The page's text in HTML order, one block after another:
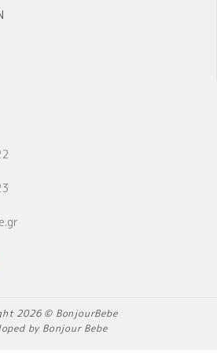
2026 © BonjourBebe
by Bonjour Bebe